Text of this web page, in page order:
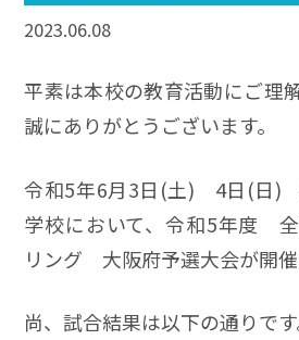
2023.06.08
平素は本校の教育活動にご理
誠にありがとうございます。
令和5年6月3日(土) 4日(日)
学校において、令和5年度
リング 大阪府予選大会が開催
尚、試合結果は以下の通りです